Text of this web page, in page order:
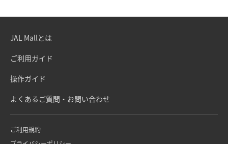
JAL Mallとは
ご利用ガイド
操作ガイド
よくあるご質問・お問い合わせ
ご利用規約